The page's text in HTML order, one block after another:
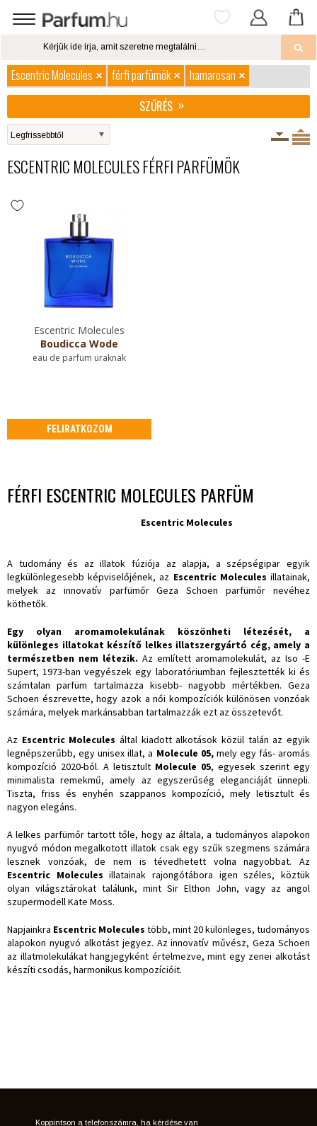
Escentric Molecules férfi parfümök
hamarosan
SZŰRÉS
ESCENTRIC MOLECULES FÉRFI PARFÜMÖK
Escentric Molecules
Boudicca Wode
eau de parfum uraknak
FELIRATKOZOM
FÉRFI ESCENTRIC MOLECULES PARFÜM
Escentric Molecules
A tudomány és az illatok fúziója az alapja, a szépségipar egyik
legkülönlegesebb képviselőjének, az Escentric Molecules illatainak,
melyek az innovatív parfümőr Geza Schoen parfümőr nevéhez
köthetők.
Egy olyan aromamolekulának köszönheti létezését, a
különleges illatokat készítő lelkes illatszergyártó cég, amely a
természetben nem létezik. Az említett aromamolekulát, az Iso -E
Supert, 1973-ban vegyészek egy laboratóriumban fejlesztették ki és
számtalan parfüm tartalmazza kisebb- nagyobb mértékben. Geza
Schoen észrevette, hogy azok a női kompozíciók különösen vonzóak
számára, melyek markánsabban tartalmazzák ezt az összetevőt.
Az Escentric Moleculesáltal kiadott alkotások közül talán az egyik
legnépszerűbb, egy unisex illat, a Molecule 05,mely egy fás- aromás
kompozíció 2020-ból. A letisztult Molecule 05, egyesek szerint egy
minimalista remekmű, amely az egyszerűség eleganciáját ünnepli.
Tiszta, friss és enyhén szappanos kompozíció, mely letisztult és
nagyon elegáns.
A lelkes parfümőr tartott tőle, hogy az általa, a tudományos alapokon
nyugvó módon megalkotott illatok csak egy szűk szegmens számára
lesznek vonzóak, de nem is tévedhetett volna nagyobbat. Az
Escentric Molecules illatainak rajongótábora igen széles, köztük
olyan világsztárokat találunk, mint Sir Elthon John, vagy az angol
szupermodell Kate Moss.
Napjainkra Escentric Molecules több, mint 20 különleges, tudományos
alapokon nyugvó alkotást jegyez. Az innovatív művész, Geza Schoen
az illatmolekulákat hangjegyként értelmezve, mint egy zenei alkotást
készíti csodás, harmonikus kompozícióit.
Koppintson a telefonszámra, ha kérdése van